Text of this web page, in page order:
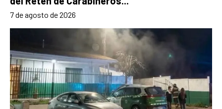
7 de agosto de 2026